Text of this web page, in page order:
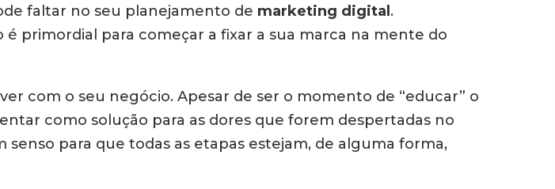
faltar no seu planejamento de marketing digital .
primordial para começar a fixar a sua marca na mente do
com o seu negócio. Apesar de ser o momento de “educar” o
como solução para as dores que forem despertadas no
para que todas as etapas estejam, de alguma forma,